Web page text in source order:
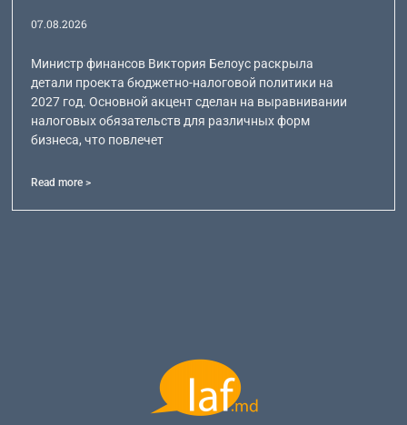
07.08.2026
Министр финансов Виктория Белоус раскрыла
детали проекта бюджетно-налоговой политики на
2027 год. Основной акцент сделан на выравнивании
налоговых обязательств для различных форм
бизнеса, что повлечет
Read more >